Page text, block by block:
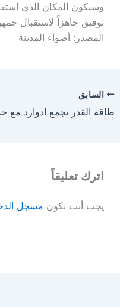
وسيكون المكان الذي
توفيق جاهزاً لاستقبال
المصدر: أضواء المدينة
السابق
طاقة القدر تجمع ادوارد مع
اترك تعليقاً
يجب أنت تكون مسجل